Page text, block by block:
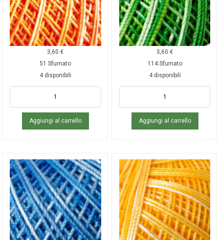
3,60€
51 Sfumato
4 disponibili
Aggiungi al carrello
3,60€
114 Sfumato
4 disponibili
Aggiungi al carrello